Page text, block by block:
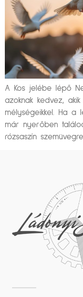
A Kos jelébe lépő
azoknak kedvez,
mélységeikkel. Ha a
már nyerőben
rózsaszín